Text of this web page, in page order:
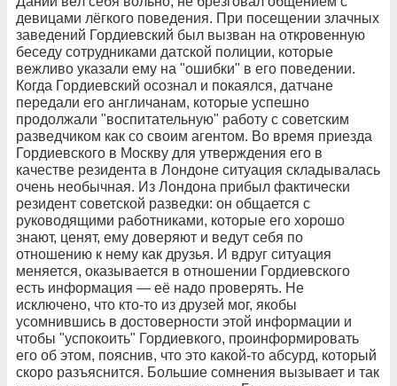
девицами лёгкого поведения. При посещении злачных
заведений Гордиевский был вызван на откровенную
беседу сотрудниками датской полиции, которые
вежливо указали ему на "ошибки" в его поведении.
Когда Гордиевский осознал и покаялся, датчане
передали его англичанам, которые успешно
продолжали "воспитательную" работу с советским
разведчиком как со своим агентом. Во время приезда
Гордиевского в Москву для утверждения его в
качестве резидента в Лондоне ситуация складывалась
очень необычная. Из Лондона прибыл фактически
резидент советской разведки: он общается с
руководящими работниками, которые его хорошо
знают, ценят, ему доверяют и ведут себя по
отношению к нему как друзья. И вдруг ситуация
меняется, оказывается в отношении Гордиевского
есть информация — её надо проверять. Не
исключено, что кто-то из друзей мог, якобы
усомнившись в достоверности этой информации и
чтобы "успокоить" Гордиевкого, проинформировать
его об этом, пояснив, что это какой-то абсурд, который
скоро разъяснится. Большие сомнения вызывает и так